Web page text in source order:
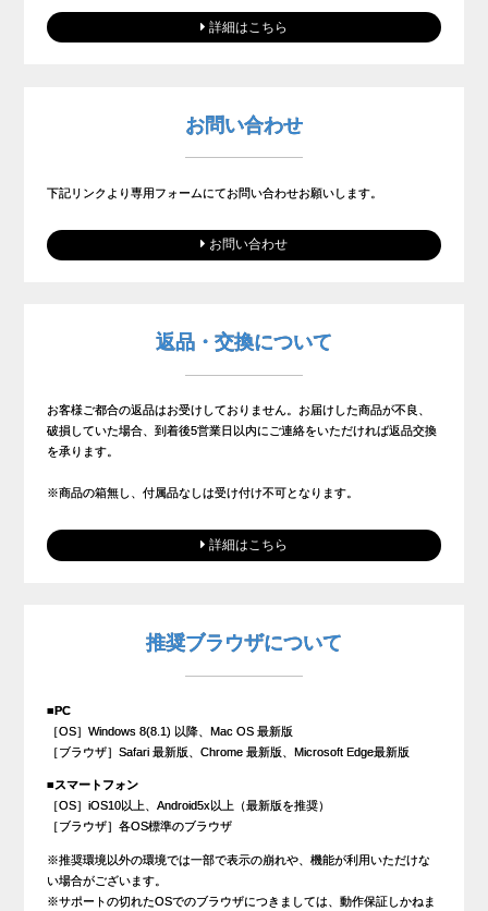
詳細はこちら
お問い合わせ
下記リンクより専用フォームにてお問い合わせお願いします。
お問い合わせ
返品・交換について
お客様ご都合の返品はお受けしておりません。お届けした商品が不良、
破損していた場合、到着後5営業日以内にご連絡をいただければ返品交換
を承ります。
※商品の箱無し、付属品なしは受け付け不可となります。
詳細はこちら
推奨ブラウザについて
■PC
［OS］Windows 8(8.1) 以降、Mac OS 最新版
［ブラウザ］Safari 最新版、Chrome 最新版、Microsoft Edge最新版
■スマートフォン
［OS］iOS10以上、Android5x以上（最新版を推奨）
［ブラウザ］各OS標準のブラウザ
※推奨環境以外の環境では一部で表示の崩れや、機能が利用いただけな
い場合がございます。
※サポートの切れたOSでのブラウザにつきましては、動作保証しかねま